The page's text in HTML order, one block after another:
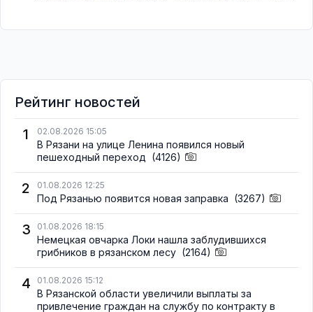
Рейтинг новостей
1
02.08.2026 15:05
В Рязани на улице Ленина появился новый
пешеходный переход (4126)
2 01.08.2026 12:25
Под Рязанью появится новая заправка (3267)
3 01.08.2026 18:15
Немецкая овчарка Локи нашла заблудившихся
грибников в рязанском лесу (2164)
4 01.08.2026 15:12
В Рязанской области увеличили выплаты за
привлечение граждан на службу по контракту в